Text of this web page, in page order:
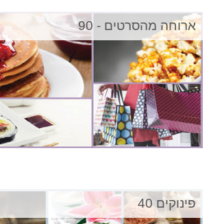
ארוחה מהסרטים - 90
פינוקים 40